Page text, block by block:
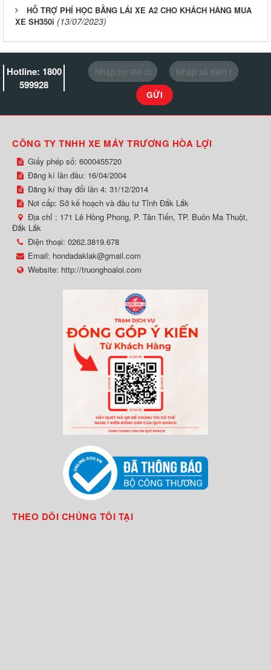
HỖ TRỢ PHÍ HỌC BẰNG LÁI XE A2 CHO KHÁCH HÀNG MUA
XE SH350i (13/07/2023)
Hotline: 1800
599928
CÔNG TY TNHH XE MÁY TRƯƠNG HÒA LỢI
Giấy phép số: 6000455720
Đăng kí lần đầu: 16/04/2004
Đăng kí thay đổi lần 4: 31/12/2014
Nơi cấp: Sở kế hoạch và đầu tư Tỉnh Đắk Lắk
Địa chỉ : 171 Lê Hồng Phong, P. Tân Tiến, TP. Buôn Ma Thuột,
Đắk Lắk
Điện thoại: 0262.3819.678
Email: hondadaklak@gmail.com
Website: http://truonghoaloi.com
THEO DÕI CHÚNG TÔI TẠI